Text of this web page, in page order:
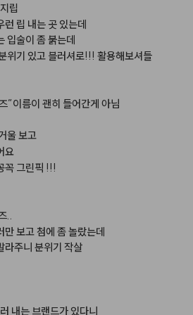
립
런 립 내는 곳 있는데
입술이 좀붉는데
위기 있고 블러셔로!!! 활용해보셔들
”이름이 괜히 들어간게 아님
울보고
요
꼭 그린픽 !!!
..
만보고 첨에 좀놀랐는데
라주니 분위기 작살
내는 브랜드가 있다니